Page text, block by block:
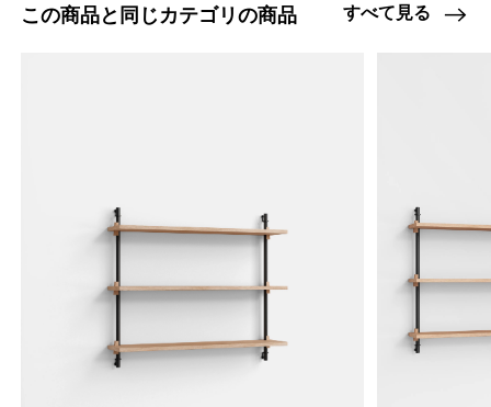
この商品と同じカテゴリの商品 すべて見る